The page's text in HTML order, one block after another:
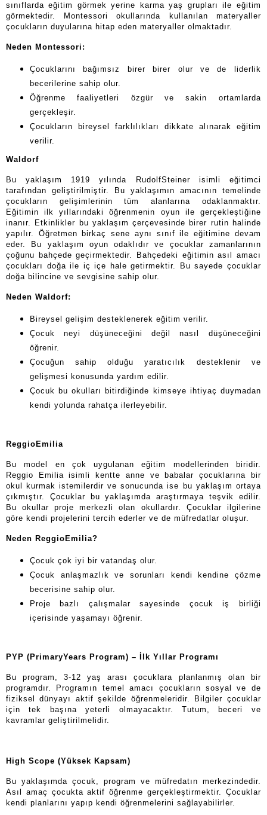
sınıflarda eğitim görmek yerine karma yaş grupları ile eğitim
görmektedir. Montessori okullarında kullanılan materyaller
çocukların duyularına hitap eden materyaller olmaktadır.
Neden Montessori:
Çocuklarını bağımsız birer birer olur ve de liderlik
becerilerine sahip olur.
Öğrenme faaliyetleri özgür ve sakin ortamlarda
gerçekleşir.
Çocukların bireysel farklılıkları dikkate alınarak eğitim
verilir.
Waldorf
Bu yaklaşım 1919 yılında RudolfSteiner isimli eğitimci
tarafından geliştirilmiştir. Bu yaklaşımın amacının temelinde
çocukların gelişimlerinin tüm alanlarına odaklanmaktır.
Eğitimin ilk yıllarındaki öğrenmenin oyun ile gerçekleştiğine
inanır. Etkinlikler bu yaklaşım çerçevesinde birer rutin halinde
yapılır. Öğretmen birkaç sene aynı sınıf ile eğitimine devam
eder. Bu yaklaşım oyun odaklıdır ve çocuklar zamanlarının
çoğunu bahçede geçirmektedir. Bahçedeki eğitimin asıl amacı
çocukları doğa ile iç içe hale getirmektir. Bu sayede çocuklar
doğa bilincine ve sevgisine sahip olur.
Neden Waldorf:
Bireysel gelişim desteklenerek eğitim verilir.
Çocuk neyi düşüneceğini değil nasıl düşüneceğini
öğrenir.
Çocuğun sahip olduğu yaratıcılık desteklenir ve
gelişmesi konusunda yardım edilir.
Çocuk bu okulları bitirdiğinde kimseye ihtiyaç duymadan
kendi yolunda rahatça ilerleyebilir.
ReggioEmilia
Bu model en çok uygulanan eğitim modellerinden biridir.
Reggio Emilia isimli kentte anne ve babalar çocuklarına bir
okul kurmak istemilerdir ve sonucunda ise bu yaklaşım ortaya
çıkmıştır. Çocuklar bu yaklaşımda araştırmaya teşvik edilir.
Bu okullar proje merkezli olan okullardır. Çocuklar ilgilerine
göre kendi projelerini tercih ederler ve de müfredatlar oluşur.
Neden ReggioEmilia?
Çocuk çok iyi bir vatandaş olur.
Çocuk anlaşmazlık ve sorunları kendi kendine çözme
becerisine sahip olur.
Proje bazlı çalışmalar sayesinde çocuk iş birliği
içerisinde yaşamayı öğrenir.
PYP (PrimaryYears Program) – İlk Yıllar Programı
Bu program, 3-12 yaş arası çocuklara planlanmış olan bir
programdır. Programın temel amacı çocukların sosyal ve de
fiziksel dünyayı aktif şekilde öğrenmeleridir. Bilgiler çocuklar
için tek başına yeterli olmayacaktır. Tutum, beceri ve
kavramlar geliştirilmelidir.
High Scope (Yüksek Kapsam)
Bu yaklaşımda çocuk, program ve müfredatın merkezindedir.
Asıl amaç çocukta aktif öğrenme gerçekleştirmektir. Çocuklar
kendi planlarını yapıp kendi öğrenmelerini sağlayabilirler.